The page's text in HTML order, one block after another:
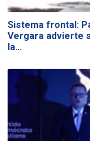
Sistema frontal:
Vergara advierte
la…